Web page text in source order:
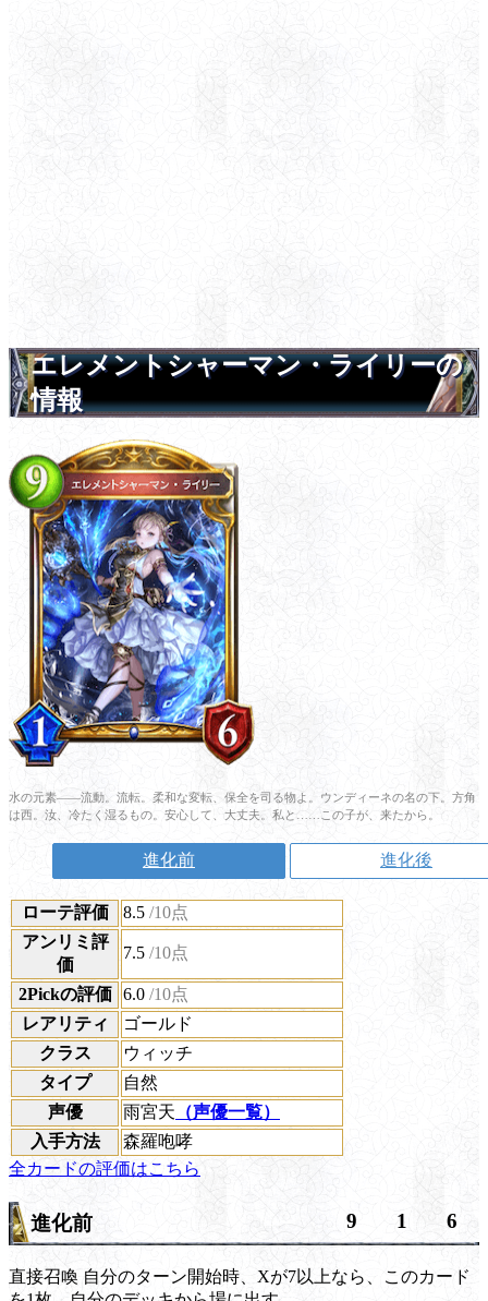
エレメントシャーマン・ライリーの
情報
水の元素――流動。流転。柔和な変転、保全を司る物よ。ウンディーネの名の下。方角
は西。汝、冷たく湿るもの。安心して、大丈夫。私と……この子が、来たから。
進化前 進化後
ローテ評価 8.5 /10点
アンリミ評
価
7.5 /10点
2Pickの評価 6.0 /10点
レアリティ
ゴールド
クラス
ウィッチ
タイプ
自然
声優
雨宮天 （声優一覧）
入手方法
森羅咆哮
全カードの評価はこちら
進化前 9 1 6
直接召喚 自分のターン開始時、Xが7以上なら、このカード